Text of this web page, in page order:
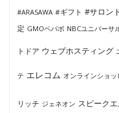
#ARASAWA #ギフト #サロン
定 GMOペパボ NBCユニバーサ
トドア ウェブホスティング
テ エレコム オンラインショ
リッチ ジェネオン スピーク